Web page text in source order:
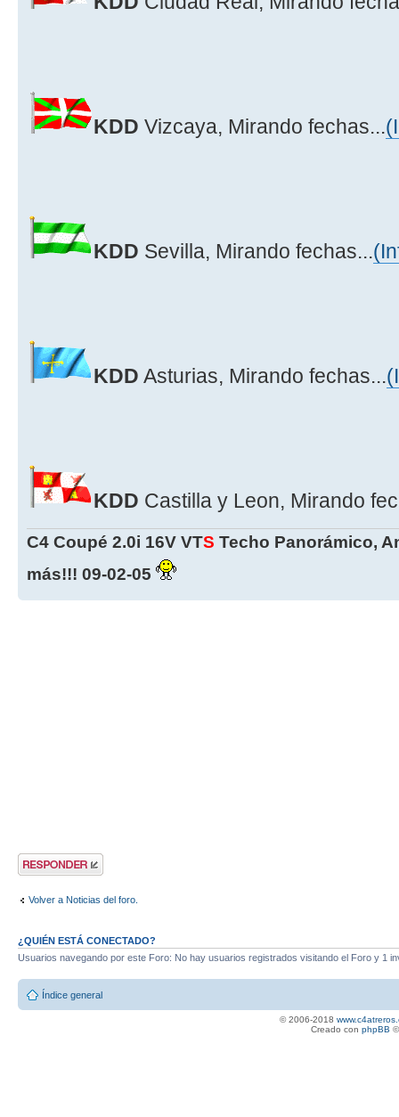
KDD Vizcaya, Mirando fechas...
KDD Sevilla, Mirando fechas...
KDD Asturias, Mirando fechas...
KDD Castilla y Leon, Mirando
C4 Coupé 2.0i 16V VTS Techo Panorámico,
más!!! 09-02-05
Publicar una
respuesta
Volver a Noticias del foro.
¿QUIÉN ESTÁ CONECTADO?
Usuarios navegando por este Foro: No hay usuarios registrados visitando el Foro y 1
Índice general
© 2006-2018
Creado con phpBB